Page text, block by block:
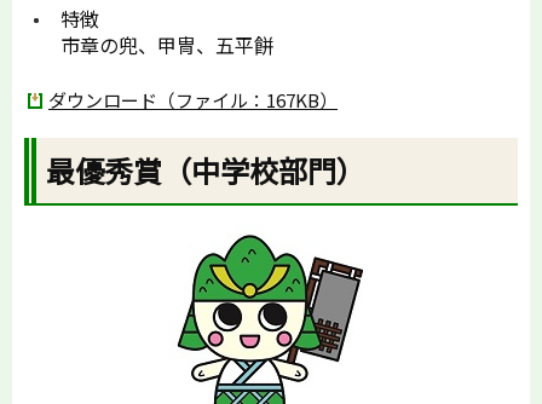
特徴
市章の兜、甲冑、五平餅
ダウンロード（ファイル：167KB）
最優秀賞（中学校部門）